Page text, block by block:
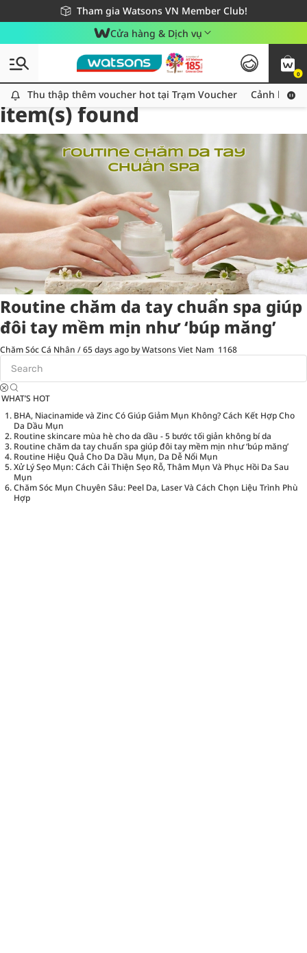
Tham gia Watsons VN Member Club!
Miễn phí giao hàng cho đơn hàng từ 249,000Đ
Giao hàng nhanh 24h - Áp dụng khu vực TP. Hồ Chí Minh
Cửa hàng & Dịch vụ
0
Thu thập thêm voucher hot tại Trạm Voucher
Thu thập thêm voucher hot tại Trạm Voucher Cảnh báo
Tag:kem dưỡng da tay1
item(s) found
Routine chăm da tay chuẩn spa giúp
đôi tay mềm mịn như ‘búp măng’
Chăm Sóc Cá Nhân /65 days ago by Watsons Viet Nam 1168
WHAT’S HOT
BHA, Niacinamide và Zinc Có Giúp Giảm Mụn Không? Cách Kết Hợp Cho
Da Dầu Mụn
Routine skincare mùa hè cho da dầu - 5 bước tối giản không bí da
Routine chăm da tay chuẩn spa giúp đôi tay mềm mịn như ‘búp măng’
Routine Hiệu Quả Cho Da Dầu Mụn, Da Dễ Nổi Mụn
Xử Lý Sẹo Mụn: Cách Cải Thiện Sẹo Rỗ, Thâm Mụn Và Phục Hồi Da Sau
Mụn
Chăm Sóc Mụn Chuyên Sâu: Peel Da, Laser Và Cách Chọn Liệu Trình Phù
Hợp